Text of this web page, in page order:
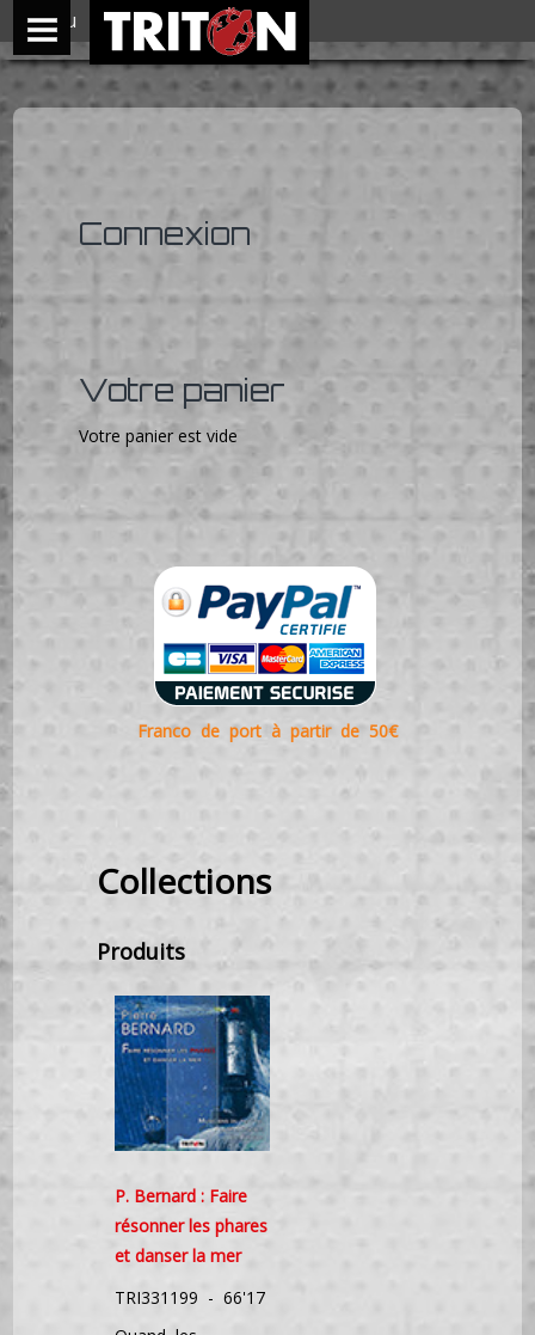
Connexion
Votre panier
Votre panier est vide
Franco de port à partir de 50€
Collections
Produits
P. Bernard : Faire
résonner les phares
et danser la mer
TRI331199 - 66'17
Menu